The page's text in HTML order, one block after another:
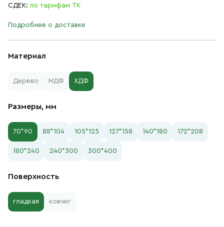
Материал
Дерево МДФ ХДФ
Размеры, мм
70*90 88*104 105*125 127*158 140*180 172*208
180*240 240*300 300*400
Поверхность
гладкая ковчег
СДЕК: по тарифам ТК
Подробнее о доставке